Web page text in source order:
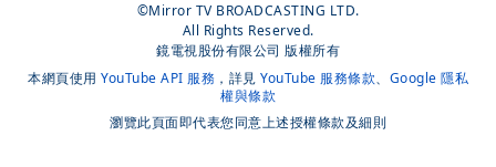
©Mirror TV BROADCASTING LTD.
All Rights Reserved.
鏡電視股份有限公司 版權所有
本網頁使用 YouTube API 服務 ，詳見 YouTube 服務條款、 Google 隱私
權與條款
瀏覽此頁面即代表您同意上述授權條款及細則